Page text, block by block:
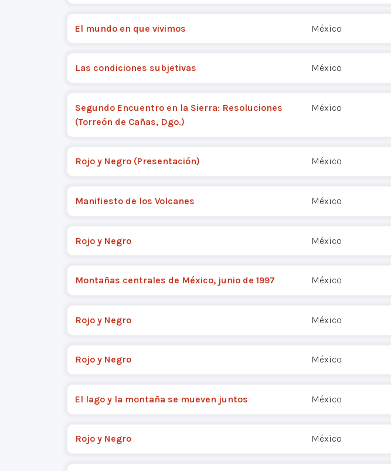
El mundo en que vivimos México
Las condiciones subjetivas México
Segundo Encuentro en la Sierra: Resoluciones
(Torreón de Cañas, Dgo.)
México
Rojo y Negro (Presentación) México
Manifiesto de los Volcanes México
Rojo y Negro México
Montañas centrales de México, junio de 1997 México
Rojo y Negro México
Rojo y Negro México
El lago y la montaña se mueven juntos México
Rojo y Negro México